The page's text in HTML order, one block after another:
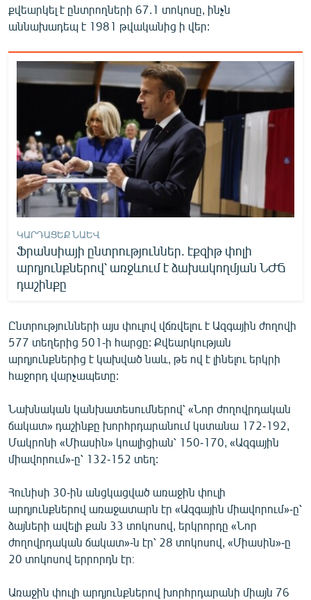
քվեարկել է ընտրողների 67.1 տոկոսը, ինչն
աննախադեպ է 1981 թվականից ի վեր:
ԿԱՐԴԱՑԵՔ ՆԱԵՎ
Ֆրանսիայի ընտրություններ. էքզիթ փոլի
արդյունքներով՝ առջևում է ձախակողմյան ՆԺՃ
դաշինքը
Ընտրությունների այս փուլով վճռվելու է Ազգային ժողովի
577 տեղերից 501-ի հարցը: Քվեարկության
արդյունքներից է կախված նաև, թե ով է լինելու երկրի
հաջորդ վարչապետը:
Նախնական կանխատեսումներով՝ «Նոր ժողովրդական
ճակատ» դաշինքը խորհրդարանում կստանա 172-192,
Մակրոնի «Միասին» կոալիցիան՝ 150-170, «Ազգային
միավորում»-ը՝ 132-152 տեղ:
Հունիսի 30-ին անցկացված առաջին փուլի
արդյունքներով առաջատարն էր «Ազգային միավորում»-ը՝
ձայների ավելի քան 33 տոկոսով, երկրորդը «Նոր
ժողովրդական ճակատ»-ն էր՝ 28 տոկոսով, «Միասին»-ը
20 տոկոսով երրորդն էր։
Առաջին փուլի արդյունքներով խորհրդարանի միայն 76